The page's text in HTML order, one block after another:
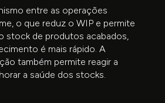
entre as operações
o que reduz o WIP e permite
stock de produtos acabados,
é mais rápido. A
também permite reagir a
a saúde dos stocks.